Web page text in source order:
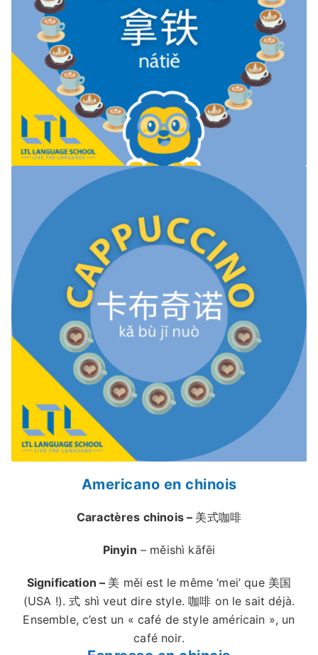
Americano en chinois
Caractères chinois – 美式咖啡
Pinyin – měishì kāfēi
Signification – 美 měi est le même ‘mei’ que 美国
(USA !). 式 shì veut dire style. 咖啡 on le sait déjà.
Ensemble, c’est un « café de style américain », un
café noir.